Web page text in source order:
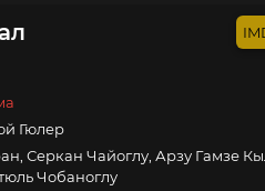
Гюлер
Серкан Чайоглу, Арзу Гамзе
Чобаноглу